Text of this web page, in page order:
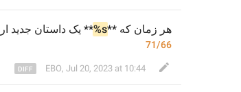
هر زمان که **%s
** یک داستان جدید
71/66
EBO, Jul 20, 2023 at 10:44